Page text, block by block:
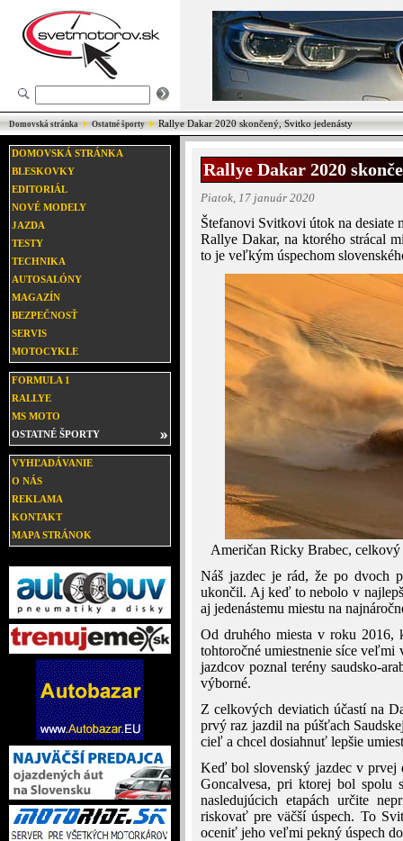
Domovská stránka Ostatné športy Rallye Dakar 2020 skončený, Svitko jedenásty
DOMOVSKÁ STRÁNKA
BLESKOVKY
EDITORIÁL
NOVÉ MODELY
JAZDA
TESTY
TECHNIKA
AUTOSALÓNY
MAGAZÍN
BEZPEČNOSŤ
SERVIS
MOTOCYKLE
FORMULA 1
RALLYE
MS MOTO
OSTATNÉ ŠPORTY
VYHĽADÁVANIE
O NÁS
REKLAMA
KONTAKT
MAPA STRÁNOK
Rallye Dakar 2020
Piatok, 17 január 2020
Štefanovi Svitkovi útok na desiate
Rallye Dakar, na ktorého strácal
to je veľkým úspechom
Američan Ricky Brabec,
Náš jazdec je rád, že po dvoch
ukončil. Aj keď to nebolo v
aj jedenástemu miestu na
Od druhého miesta v roku
tohtoročné umiestnenie síce veľmi
jazdcov poznal terény saudsko-
výborné.
Z celkových deviatich účastí na
prvý raz jazdil na púšťach
cieľ a chcel dosiahnuť lepšie
Keď bol slovenský jazdec v prvej
Goncalvesa, pri ktorej bol spolu
nasledujúcich etapách určite
riskovať pre väčší úspech. To
oceniť jeho veľmi pekný úspech